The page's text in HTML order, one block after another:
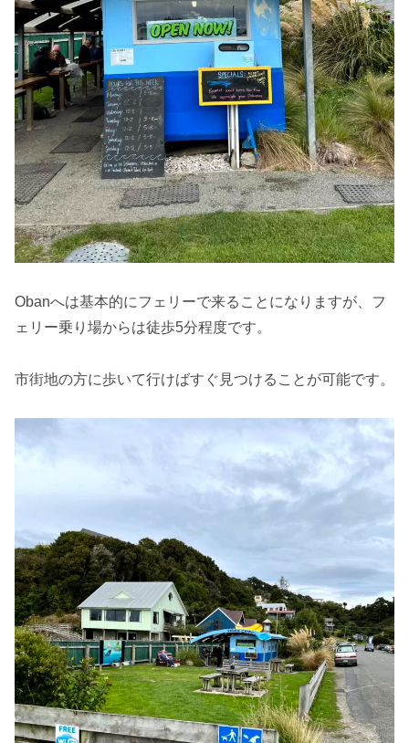
Obanへは基本的にフェリーで来ることになりますが、フ
ェリー乗り場からは徒歩5分程度です。
市街地の方に歩いて行けばすぐ見つけることが可能です。